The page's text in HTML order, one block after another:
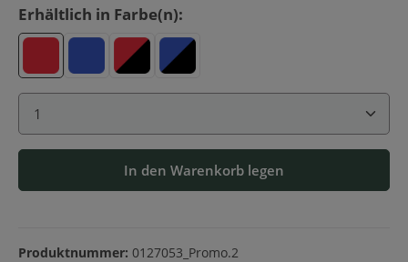
Erhältlich in Farbe(n):
Rot Blau Rot-SchwarzBlau-Schwarz
Produkt Anzahl: Gib den gewünschten Wert ein
In den Warenkorb legen
Produktnummer: 0127053_Promo.2